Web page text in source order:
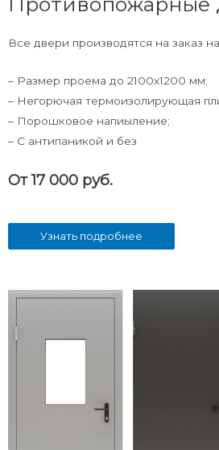
Все двери производятся на заказ
– Размер проема до 2100х1200 мм;
– Негорючая термоизолирующая
– Порошковое напиыление;
– С антипаникой и без
От 17 000 руб.
Узнать подробнее